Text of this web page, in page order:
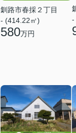
釧路市春採２丁目
- (414.22㎡)
580万円
-